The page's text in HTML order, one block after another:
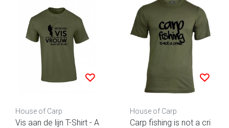
House of Carp
Vis aan de lijn T-Shirt - A
House of Carp
Carp fishing is not a cri